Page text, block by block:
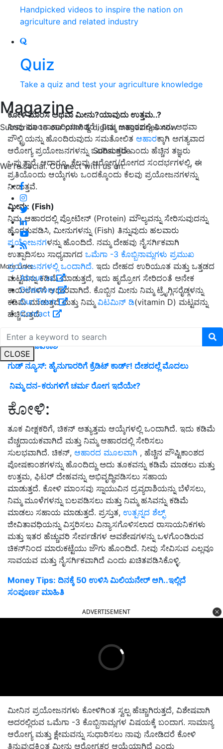
Handpicked videos to inspire the nation on
agriculture and related industry
Quiz
Take a quiz and test your agriculture knowledge
Magazine
Subscribe to our print & digital magazines now
Subscribe
We're social. Connect with us on:
More Links
About us
Directory
Our Team
Contact
CLOSE
ಕೋಳಿ ಮಾಂಸ ಅಥವಾ ಮೀನು?ಯಾವುದು ಉತ್ತಮ..?
ನೀವು ಮಾಂಸಾಹಾರಿಯಾಗಿದ್ದರೆ , ನಿಮ್ಮ ಆಹಾರದಲ್ಲಿ ಮೀನು ಅಥವಾ
ಪೌಲ್ಟ್ರಿಯನ್ನು ಹೊಂದಿರುವುದು ಸಮತೋಲಿತ ಆಹಾರಕ್ಕಾಗಿ ಅಗತ್ಯವಾದ
ಆರೋಗ್ಯ ಪ್ರಯೋಜನಗಳನ್ನು ಒದಗಿಸುತ್ತದೆ ಎಂದು ಹೆಚ್ಚಿನ ತಜ್ಞರು
ಒಪ್ಪುತ್ತಾರೆ. ಆದಾಗ್ಯೂ, ಕೆಲವು ಆರೋಗ್ಯ/ರೋಗದ ಸಂದರ್ಭಗಳಲ್ಲಿ, ಈ
ಪ್ರತಿಯೊಂದು ಆಯ್ಕೆಗಳು ಒಂದಕ್ಕೊಂದು ಕೆಲವು ಪ್ರಯೋಜನಗಳನ್ನು
ನೀಡುತ್ತವೆ.
ಮೀನು: (Fish)
ನಿಮ್ಮ ಆಹಾರದಲ್ಲಿ ಪ್ರೋಟೀನ್ (Protein) ಮೌಲ್ಯವನ್ನು ಸೇರಿಸುವುದನ್ನು
ಹೊರತುಪಡಿಸಿ, ಮೀನುಗಳನ್ನು (Fish) ತಿನ್ನುವುದು ಹಲವಾರು
ಪ್ರಯೋಜನಗಳನ್ನು ಹೊಂದಿದೆ. ನಮ್ಮ ದೇಹವು ನೈಸರ್ಗಿಕವಾಗಿ
ಉತ್ಪಾದಿಸಲು ಸಾಧ್ಯವಾಗದ ಒಮೆಗಾ -3 ಕೊಬ್ಬಿನಾಮ್ಲಗಳು ಪ್ರಮುಖ
ಪ್ರಯೋಜನಗಳಲ್ಲಿ ಒಂದಾಗಿದೆ. ಇದು ದೇಹದ ಉರಿಯೂತ ಮತ್ತು ಒತ್ತಡದ
ಮಟ್ಟವನ್ನು ಕಡಿಮೆ ಮಾಡುತ್ತದೆ, ಇದು ಹೃದ್ರೋಗ ಸೇರಿದಂತೆ ಅನೇಕ
ಕಾಯಿಲೆಗಳಿಗೆ ಆಧಾರವಾಗಿದೆ. ಕೊಬ್ಬಿನ ಮೀನು ನಿಮ್ಮ ಟ್ರೈಗ್ಲಿಸರೈಡ್ಗಳನ್ನು
ಕಡಿಮೆ ಮಾಡುತ್ತದೆ ಮತ್ತು ನಿಮ್ಮ ವಿಟಮಿನ್ ಡಿ(vitamin D) ಮಟ್ಟವನ್ನು
ಹೆಚ್ಚಿಸುತ್ತದೆ.
JSSB Recruitment: ಜಸ್ಟ್‌ 8ನೇ ತರಗತಿ ಪಾಸ್ ಆದವರಿಗೆ ಭರ್ಜರಿ
ಉದ್ಯೋಗಾವಕಾಶ
ಗುಡ್‌ ನ್ಯೂಸ್‌: ಹೈನುಗಾರರಿಗೆ ಕ್ರೆಡಿಟ್‌ ಕಾರ್ಡ್‌! ದೇಶದಲ್ಲೆ ಮೊದಲು
ನಿಮ್ಮ ದನ-ಕರುಗಳಿಗೆ ಚರ್ಮ ರೋಗ ಇದೆಯೇ?
ಕೋಳಿ:
ತೂಕ ವೀಕ್ಷಕರಿಗೆ, ಚಿಕನ್ ಅತ್ಯುತ್ತಮ ಆಯ್ಕೆಗಳಲ್ಲಿ ಒಂದಾಗಿದೆ. ಇದು ಕಡಿಮೆ
ವೆಚ್ಚದಾಯಕವಾಗಿದೆ ಮತ್ತು ನಿಮ್ಮ ಆಹಾರದಲ್ಲಿ ಸೇರಿಸಲು
ಸುಲಭವಾಗಿದೆ. ಚಿಕನ್, ಆಹಾರದ ಮೂಲವಾಗಿ , ಹೆಚ್ಚಿನ ಪೌಷ್ಟಿಕಾಂಶದ
ಪೋಷಕಾಂಶಗಳನ್ನು ಹೊಂದಿದ್ದು ಅದು ತೂಕವನ್ನು ಕಡಿಮೆ ಮಾಡಲು ಮತ್ತು
ಉತ್ತಮ, ಫಿಟರ್ ದೇಹವನ್ನು ಅಭಿವೃದ್ಧಿಪಡಿಸಲು ಸಹಾಯ
ಮಾಡುತ್ತದೆ. ಕೋಳಿ ಮಾಂಸವು ಸ್ನಾಯುವಿನ ದ್ರವ್ಯರಾಶಿಯನ್ನು ಬೆಳೆಸಲು,
ನಿಮ್ಮ ಮೂಳೆಗಳನ್ನು ಬಲಪಡಿಸಲು ಮತ್ತು ನಿಮ್ಮ ಹಸಿವನ್ನು ಕಡಿಮೆ
ಮಾಡಲು ಸಹಾಯ ಮಾಡುತ್ತದೆ. ಪ್ರಸ್ತುತ, ಉತ್ಪನ್ನದ ಶೆಲ್ಫ್
ಜೀವಿತಾವಧಿಯನ್ನು ವಿಸ್ತರಿಸಲು ವಿನ್ಯಾಸಗೊಳಿಸಲಾದ ರಾಸಾಯನಿಕಗಳು
ಮತ್ತು ಇತರ ಹೆಚ್ಚುವರಿ ಸೇರ್ಪಡೆಗಳ ಅವಶೇಷಗಳನ್ನು ಒಳಗೊಂಡಿರುವ
ಚಿಕನ್‌ನಿಂದ ಮಾರುಕಟ್ಟೆಯು ಜೌಗು ಹೊಂದಿದೆ. ನೀವು ಸೇವಿಸುವ ಎಲ್ಲವೂ
ಸಾವಯವ ಮತ್ತು ನೈಸರ್ಗಿಕವಾಗಿದೆ ಎಂದು ಖಚಿತಪಡಿಸಿಕೊಳ್ಳಿ.
Money Tips: ದಿನಕ್ಕೆ 50 ಉಳಿಸಿ ಮಿಲಿಯನೇರ್ ಆಗಿ..ಇಲ್ಲಿದೆ
ಸಂಪೂರ್ಣ ಮಾಹಿತಿ
ADVERTISEMENT
ಮೀನಿನ ಪ್ರಯೋಜನಗಳು ಕೋಳಿಗಿಂತ ಸ್ವಲ್ಪ ಹೆಚ್ಚಾಗಿರುತ್ತದೆ, ವಿಶೇಷವಾಗಿ
ಅದರಲ್ಲಿರುವ ಒಮೆಗಾ -3 ಕೊಬ್ಬಿನಾಮ್ಲಗಳ ವಿಷಯಕ್ಕೆ ಬಂದಾಗ. ಸಾಮಾನ್ಯ
ಆರೋಗ್ಯ ಮತ್ತು ಕ್ಷೇಮವನ್ನು ಸುಧಾರಿಸಲು ನಾವು ನೋಡಿದರೆ ಕೋಳಿ
ತಿನ್ನುವುದಕ್ಕಿಂತ ಮೀನು ಆರೋಗ್ಯಕರ ಆಯ್ಕೆಯಾಗಿದೆ ಎಂದು